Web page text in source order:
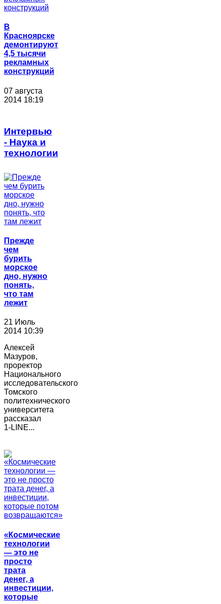
В
Красноярске
демонтируют
4,5 тысячи
рекламных
конструкций
07 августа
2014 18:19
Интервью
- Наука и
технологии
Прежде
чем
бурить
морское
дно, нужно
понять,
что там
лежит
21 Июль
2014 10:39
Алексей
Мазуров,
проректор
Национального
исследовательского
Томского
политехнического
университета
рассказал
1-LINE...
«Космические
технологии
― это не
просто
трата
денег, а
инвестиции,
которые